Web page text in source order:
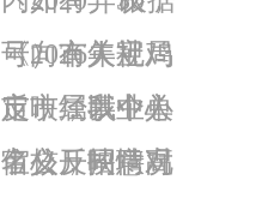
可向市人社局
反映，以个人
名义反映情况
号）有关规
定，经我中心
审核，同意对
《2026年宝鸡
市市属事业单
位公开招聘高